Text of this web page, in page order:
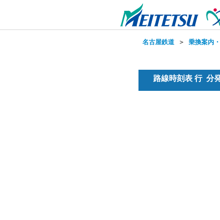
名古屋鉄道 ＞ 乗換案内
路線時刻表 行 分